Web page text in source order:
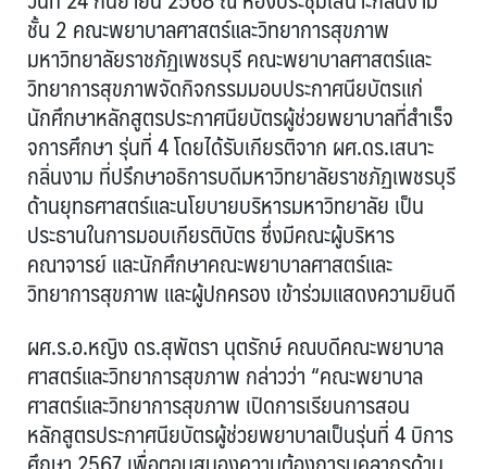
ชั้น 2 คณะพยาบาลศาสตร์และวิทยาการสุขภาพ
มหาวิทยาลัยราชภัฏเพชรบุรี คณะพยาบาลศาสตร์และ
วิทยาการสุขภาพจัดกิจกรรมมอบประกาศนียบัตรแก่
นักศึกษาหลักสูตรประกาศนียบัตรผู้ช่วยพยาบาลที่สำเร็จ
จการศึกษา รุ่นที่ 4 โดยได้รับเกียรติจาก ผศ.ดร.เสนาะ
กลิ่นงาม ที่ปรึกษาอธิการบดีมหาวิทยาลัยราชภัฏเพชรบุรี
ด้านยุทธศาสตร์และนโยบายบริหารมหาวิทยาลัย เป็น
ประธานในการมอบเกียรติบัตร ซึ่งมีคณะผู้บริหาร
คณาจารย์ และนักศึกษาคณะพยาบาลศาสตร์และ
วิทยาการสุขภาพ และผู้ปกครอง เข้าร่วมแสดงความยินดี
ผศ.ร.อ.หญิง ดร.สุพัตรา นุตรักษ์ คณบดีคณะพยาบาล
ศาสตร์และวิทยาการสุขภาพ กล่าวว่า “คณะพยาบาล
ศาสตร์และวิทยาการสุขภาพ เปิดการเรียนการสอน
หลักสูตรประกาศนียบัตรผู้ช่วยพยาบาลเป็นรุ่นที่ 4 บิการ